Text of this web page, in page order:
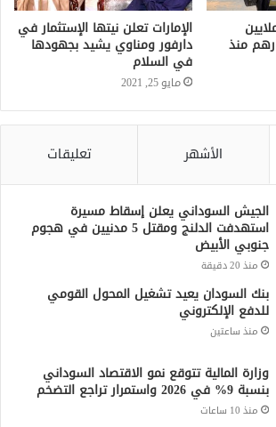
الدولية: 7.5 ملايين
منذ
الإمارات تعلن نيتها الإستثمار في
دارفور ومناوي يشيد بجهودها
في السلام
مايو 25, 2021
الأشهر تعليقات
الجيش السوداني يعلن إسقاط مسيرة
استهدفت الدلنج ومقتل 5 مدنيين في هجوم
جنوبي الأبيض
منذ 20 دقيقة
بنك السودان يعيد تشغيل المحول القومي
للدفع الإلكتروني
منذ ساعتين
وزارة المالية تتوقع نمو الاقتصاد السوداني
بنسبة 9% في 2026 واستمرار تراجع التضخم
منذ 10 ساعات